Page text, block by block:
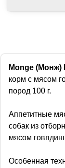
Monge (Монж)
корм с мясом
пород 100 г.
Аппетитные
собак из
мясом
Особенная